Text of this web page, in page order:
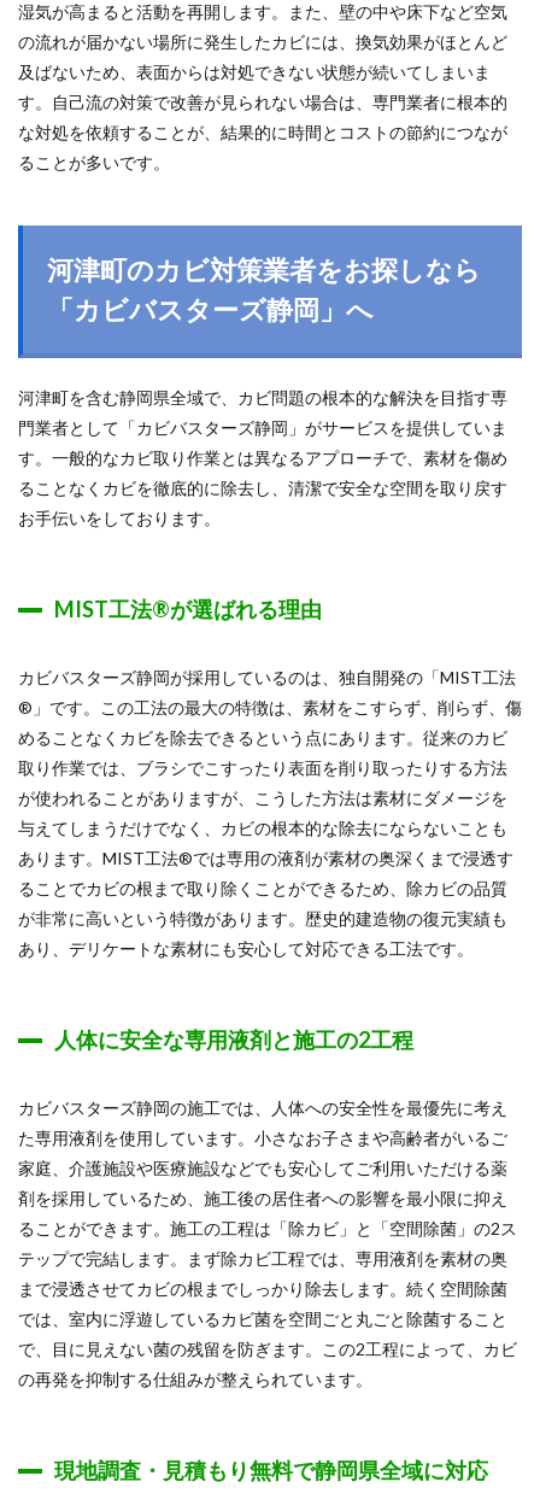
湿気が高まると活動を再開します。また、壁の中や床下など空気
の流れが届かない場所に発生したカビには、換気効果がほとんど
及ばないため、表面からは対処できない状態が続いてしまいま
す。自己流の対策で改善が見られない場合は、専門業者に根本的
な対処を依頼することが、結果的に時間とコストの節約につなが
ることが多いです。
河津町のカビ対策業者をお探しなら
「カビバスターズ静岡」へ
河津町を含む静岡県全域で、カビ問題の根本的な解決を目指す専
門業者として「カビバスターズ静岡」がサービスを提供していま
す。一般的なカビ取り作業とは異なるアプローチで、素材を傷め
ることなくカビを徹底的に除去し、清潔で安全な空間を取り戻す
お手伝いをしております。
MIST工法®が選ばれる理由
カビバスターズ静岡が採用しているのは、独自開発の「MIST工法
®」です。この工法の最大の特徴は、素材をこすらず、削らず、傷
めることなくカビを除去できるという点にあります。従来のカビ
取り作業では、ブラシでこすったり表面を削り取ったりする方法
が使われることがありますが、こうした方法は素材にダメージを
与えてしまうだけでなく、カビの根本的な除去にならないことも
あります。MIST工法®では専用の液剤が素材の奥深くまで浸透す
ることでカビの根まで取り除くことができるため、除カビの品質
が非常に高いという特徴があります。歴史的建造物の復元実績も
あり、デリケートな素材にも安心して対応できる工法です。
人体に安全な専用液剤と施工の2工程
カビバスターズ静岡の施工では、人体への安全性を最優先に考え
た専用液剤を使用しています。小さなお子さまや高齢者がいるご
家庭、介護施設や医療施設などでも安心してご利用いただける薬
剤を採用しているため、施工後の居住者への影響を最小限に抑え
ることができます。施工の工程は「除カビ」と「空間除菌」の2ス
テップで完結します。まず除カビ工程では、専用液剤を素材の奥
まで浸透させてカビの根までしっかり除去します。続く空間除菌
では、室内に浮遊しているカビ菌を空間ごと丸ごと除菌すること
で、目に見えない菌の残留を防ぎます。この2工程によって、カビ
の再発を抑制する仕組みが整えられています。
現地調査・見積もり無料で静岡県全域に対応